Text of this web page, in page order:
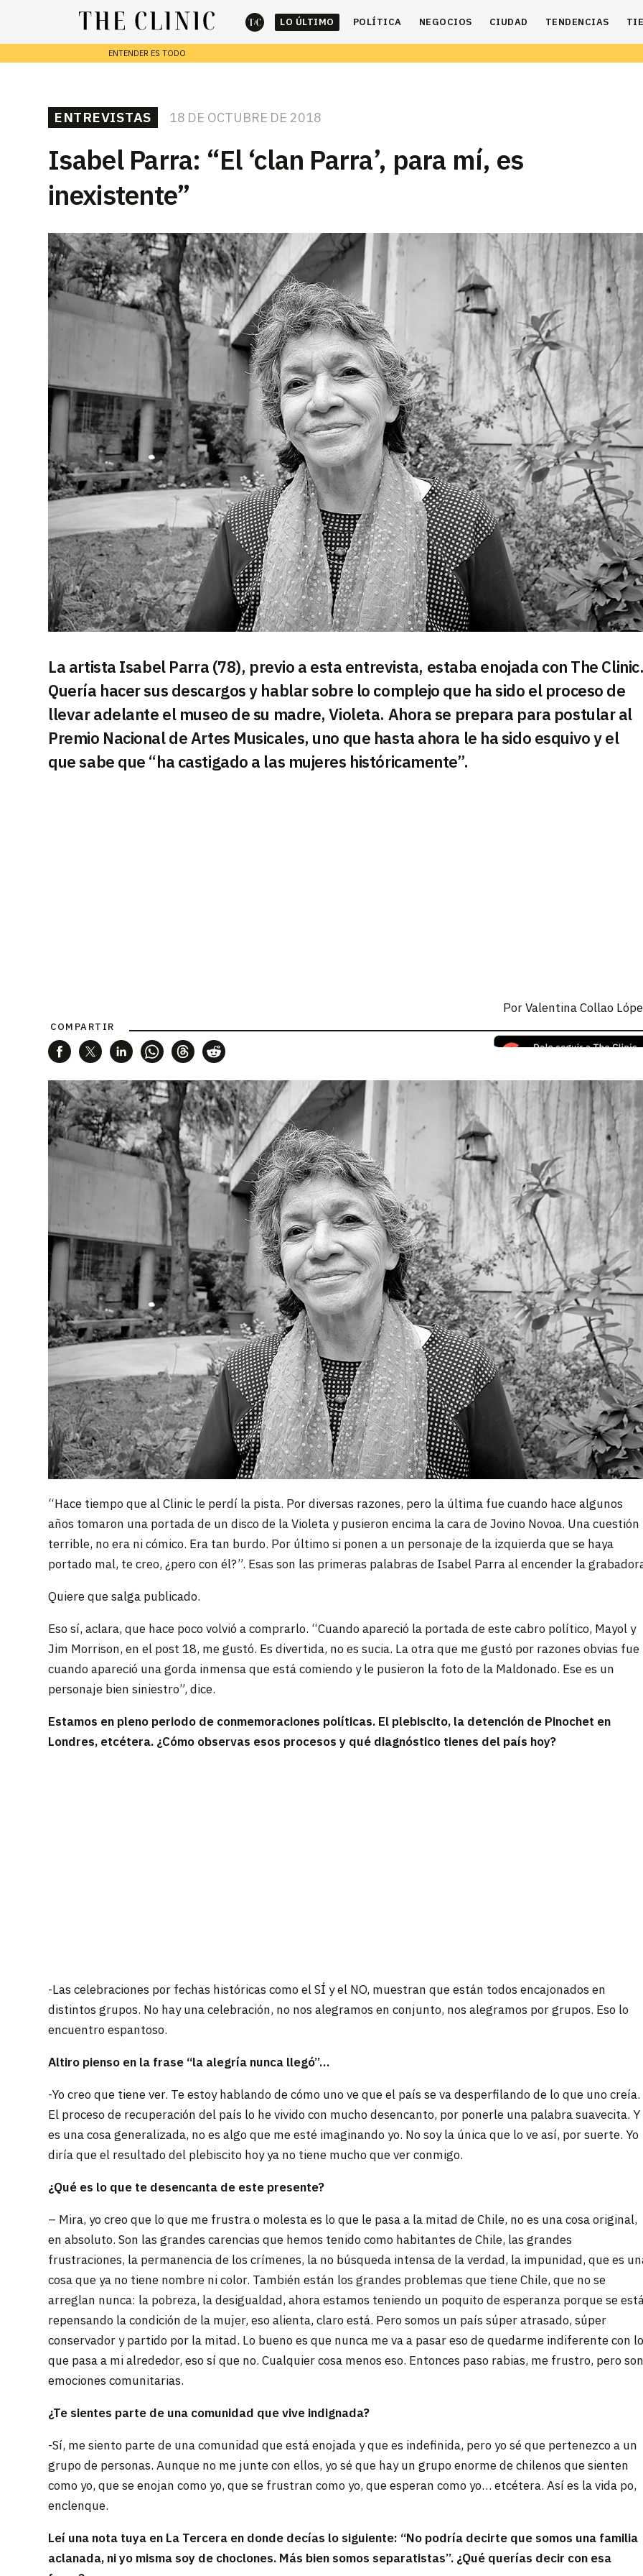
LO ÚLTIMO POLÍTICA NEGOCIOS CIUDAD TENDENCIAS
REPORTAJES
ENTENDER ES TODO
Escribe lo que deseas y presiona enter para buscar
cerrar
ENTREVISTAS 18 DE OCTUBRE DE 2018
Isabel Parra: “El ‘clan Parra’, para mí, es
inexistente”
La artista Isabel Parra (78), previo a esta entrevista, estaba enojada con The
Quería hacer sus descargos y hablar sobre lo complejo que ha sido el proceso de
llevar adelante el museo de su madre, Violeta. Ahora se prepara para postular al
Premio Nacional de Artes Musicales, uno que hasta ahora le ha sido esquivo y el
que sabe que “ha castigado a las mujeres históricamente”.
PorValentina Collao
COMPARTIR
“Hace tiempo que al Clinic le perdí la pista. Por diversas razones, pero la última fue cuando hace algunos
años tomaron una portada de un disco de la Violeta y pusieron encima la cara de Jovino Novoa. Una cuestión
terrible, no era ni cómico. Era tan burdo. Por último si ponen a un personaje de la izquierda que se haya
portado mal, te creo, ¿pero con él?”. Esas son las primeras palabras de Isabel Parra al encender la
Quiere que salga publicado.
Eso sí, aclara, que hace poco volvió a comprarlo. “Cuando apareció la portada de este cabro político, Mayol y
Jim Morrison, en el post 18, me gustó. Es divertida, no es sucia. La otra que me gustó por razones obvias fue
cuando apareció una gorda inmensa que está comiendo y le pusieron la foto de la Maldonado. Ese es un
personaje bien siniestro”, dice.
Estamos en pleno periodo de conmemoraciones políticas. El plebiscito, la detención de Pinochet en
Londres, etcétera. ¿Cómo observas esos procesos y qué diagnóstico tienes del país hoy?
-Las celebraciones por fechas históricas como el SÍ y el NO, muestran que están todos encajonados en
distintos grupos. No hay una celebración, no nos alegramos en conjunto, nos alegramos por grupos. Eso lo
encuentro espantoso.
Altiro pienso en la frase “la alegría nunca llegó”…
-Yo creo que tiene ver. Te estoy hablando de cómo uno ve que el país se va desperfilando de lo que uno creía.
El proceso de recuperación del país lo he vivido con mucho desencanto, por ponerle una palabra suavecita. Y
es una cosa generalizada, no es algo que me esté imaginando yo. No soy la única que lo ve así, por suerte. Yo
diría que el resultado del plebiscito hoy ya no tiene mucho que ver conmigo.
¿Qué es lo que te desencanta de este presente?
– Mira, yo creo que lo que me frustra o molesta es lo que le pasa a la mitad de Chile, no es una cosa original,
en absoluto. Son las grandes carencias que hemos tenido como habitantes de Chile, las grandes
frustraciones, la permanencia de los crímenes, la no búsqueda intensa de la verdad, la impunidad, que es
cosa que ya no tiene nombre ni color. También están los grandes problemas que tiene Chile, que no se
arreglan nunca: la pobreza, la desigualdad, ahora estamos teniendo un poquito de esperanza porque se
repensando la condición de la mujer, eso alienta, claro está. Pero somos un país súper atrasado, súper
conservador y partido por la mitad. Lo bueno es que nunca me va a pasar eso de quedarme indiferente con
que pasa a mi alrededor, eso sí que no. Cualquier cosa menos eso. Entonces paso rabias, me frustro, pero
emociones comunitarias.
¿Te sientes parte de una comunidad que vive indignada?
-Sí, me siento parte de una comunidad que está enojada y que es indefinida, pero yo sé que pertenezco a un
grupo de personas. Aunque no me junte con ellos, yo sé que hay un grupo enorme de chilenos que sienten
como yo, que se enojan como yo, que se frustran como yo, que esperan como yo… etcétera. Así es la vida po,
enclenque.
Leí una nota tuya en La Tercera en donde decías lo siguiente: “No podría decirte que somos una familia
aclanada, ni yo misma soy de choclones. Más bien somos separatistas”. ¿Qué querías decir con esa